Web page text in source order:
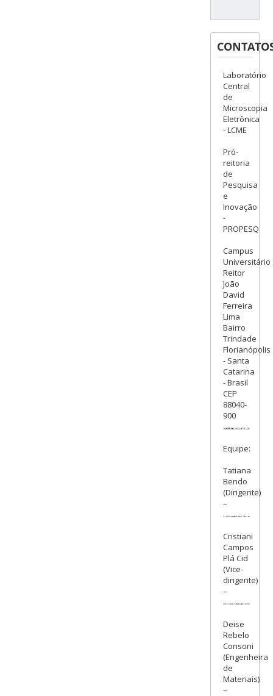
Laboratório
Central
de
Microscopia
Eletrônica
- LCME
Pró-
reitoria
de
Pesquisa
e
Inovação
-
PROPESQ
Campus
Universitário
Reitor
João
David
Ferreira
Lima
Bairro
Trindade
Florianópolis
- Santa
Catarina
- Brasil
CEP
88040-
900
Equipe:
Tatiana
Bendo
(Dirigente)
–
Cristiani
Campos
Plá Cid
(Vice-
dirigente)
–
Deise
Rebelo
Consoni
(Engenheira
de
Materiais)
–